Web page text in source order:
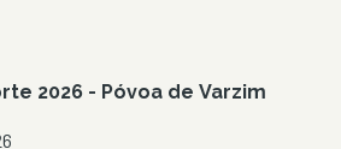
2026 - Póvoa de Varzim